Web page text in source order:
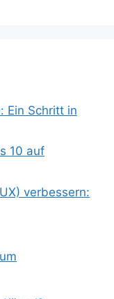
Ein Schritt in
10 auf
verbessern: